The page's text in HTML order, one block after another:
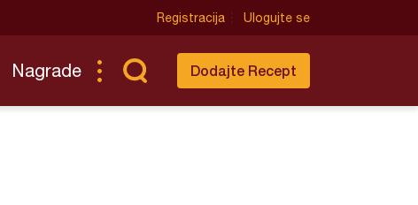
Registracija Ulogujte se
Nagrade Dodajte Recept